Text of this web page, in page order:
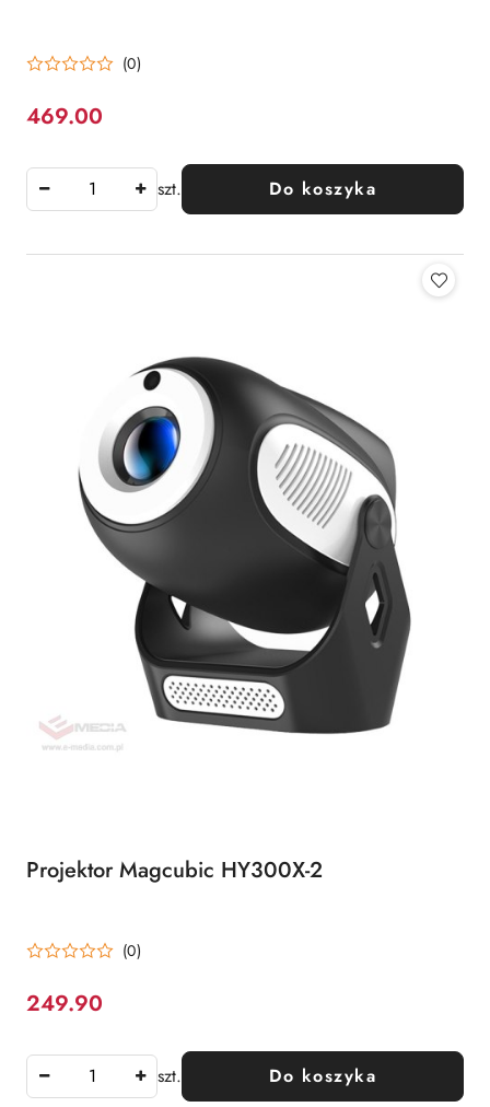
(0)
Cena:
469.00
szt. Do koszyka
Projektor Magcubic HY300X-2
(0)
Cena:
249.90
szt. Do koszyka